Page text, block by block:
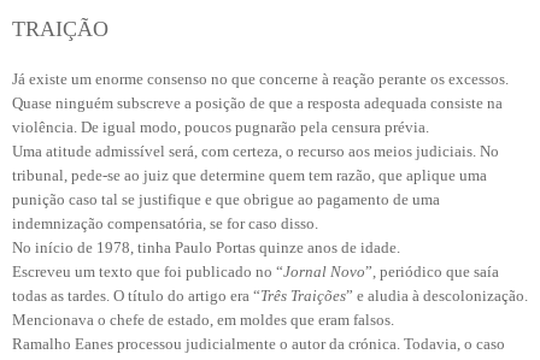
TRAIÇÃO
Já existe um enorme consenso no que concerne à reação perante os excessos.
Quase ninguém subscreve a posição de que a resposta adequada consiste na
violência. De igual modo, poucos pugnarão pela censura prévia.
Uma atitude admissível será, com certeza, o recurso aos meios judiciais. No
tribunal, pede-se ao juiz que determine quem tem razão, que aplique uma
punição caso tal se justifique e que obrigue ao pagamento de uma
indemnização compensatória, se for caso disso.
No início de 1978, tinha Paulo Portas quinze anos de idade.
Escreveu um texto que foi publicado no “Jornal Novo”, periódico que saía
todas as tardes. O título do artigo era “Três Traições” e aludia à descolonização.
Mencionava o chefe de estado, em moldes que eram falsos.
Ramalho Eanes processou judicialmente o autor da crónica. Todavia, o caso